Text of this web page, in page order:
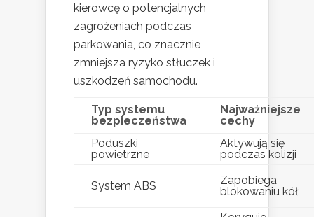
kierowcę o potencjalnych
zagrożeniach podczas
parkowania, co znacznie
zmniejsza ryzyko stłuczek i
uszkodzeń samochodu.
Typ systemu
bezpieczeństwa
Najważniejsze
cechy
Poduszki
powietrzne
Aktywują się
podczas kolizji
System ABS
Zapobiega
blokowaniu kół